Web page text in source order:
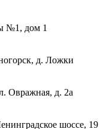
№1, дом 1
д. Ложки
Овражная, д. 2а
шоссе, 19